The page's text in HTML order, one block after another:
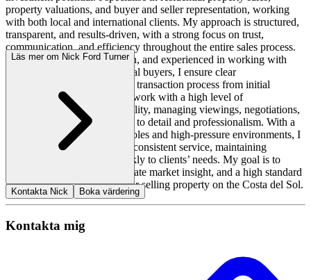
property valuations, and buyer and seller representation, working
with both local and international clients. My approach is structured,
transparent, and results-driven, with a strong focus on trust,
communication, and efficiency throughout the entire sales process.
Fluent in English and Spanish, and experienced in working with
Scandinavian and international buyers, I ensure clear
communication and a smooth transaction process from initial
consultation to completion. I work with a high level of
independence and accountability, managing viewings, negotiations,
and follow-ups with attention to detail and professionalism. With a
background in client-facing roles and high-pressure environments, I
am accustomed to delivering consistent service, maintaining
discretion, and adapting quickly to clients’ needs. My goal is to
provide reliable advice, accurate market insight, and a high standard
of service for clients buying or selling property on the Costa del Sol.
Läs mer om Nick Ford Turner
Kontakta Nick Boka värdering
Kontakta mig